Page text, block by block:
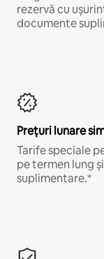
rezervă cu
documente
Prețuri lunare
Tarife speciale
pe termen lung
suplimentare.*